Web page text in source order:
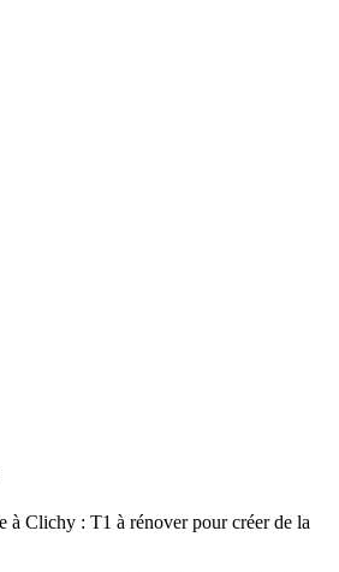
à Clichy : T1 à rénover pour créer de la